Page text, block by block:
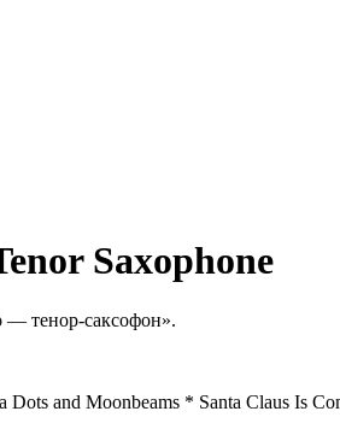
Saxophone
тенор-саксофон».
and Moonbeams * Santa Claus Is